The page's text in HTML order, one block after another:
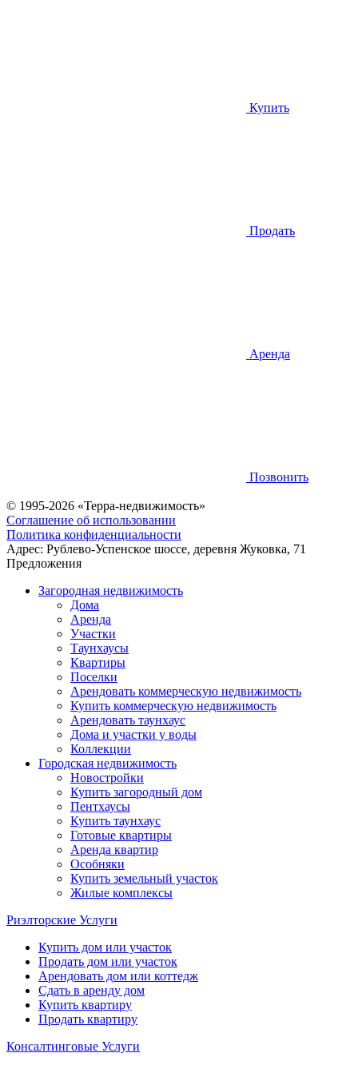
Купить
Продать
Аренда
Позвонить
© 1995-2026 «Терра-недвижимость»
Соглашение об использовании
Политика конфиденциальности
Адрес: Рублево-Успенское шоссе, деревня Жуковка, 71
Предложения
Загородная недвижимость
Дома
Аренда
Участки
Таунхаусы
Квартиры
Поселки
Арендовать коммерческую недвижимость
Купить коммерческую недвижимость
Арендовать таунхаус
Дома и участки у воды
Коллекции
Городская недвижимость
Новостройки
Купить загородный дом
Пентхаусы
Купить таунхаус
Готовые квартиры
Аренда квартир
Особняки
Купить земельный участок
Жилые комплексы
Риэлторские Услуги
Купить дом или участок
Продать дом или участок
Арендовать дом или коттедж
Сдать в аренду дом
Купить квартиру
Продать квартиру
Консалтинговые Услуги